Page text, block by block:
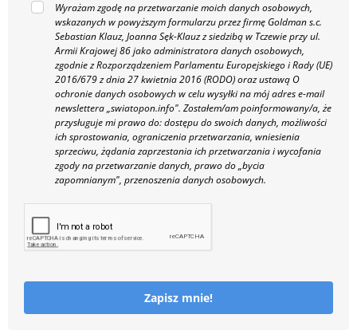
Wyrażam zgodę na przetwarzanie moich danych osobowych,
wskazanych w powyższym formularzu przez firmę Goldman s.c.
Sebastian Klauz, Joanna Sęk-Klauz z siedzibą w Tczewie przy ul.
Armii Krajowej 86 jako administratora danych osobowych,
zgodnie z Rozporządzeniem Parlamentu Europejskiego i Rady (UE)
2016/679 z dnia 27 kwietnia 2016 (RODO) oraz ustawą O
ochronie danych osobowych w celu wysyłki na mój adres e-mail
newslettera „swiatopon.info". Zostałem/am poinformowany/a, że
przysługuje mi prawo do: dostępu do swoich danych, możliwości
ich sprostowania, ograniczenia przetwarzania, wniesienia
sprzeciwu, żądania zaprzestania ich przetwarzania i wycofania
zgody na przetwarzanie danych, prawo do „bycia
zapomnianym", przenoszenia danych osobowych.
Zapisz mnie!